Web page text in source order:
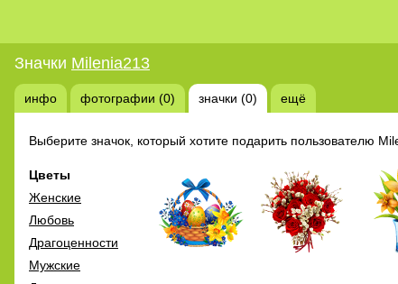
Значки Milenia213
инфо фотографии (0) значки (0) ещё
Выберите значок, который хотите подарить пользователю
Цветы
Женские
Любовь
Драгоценности
Мужские